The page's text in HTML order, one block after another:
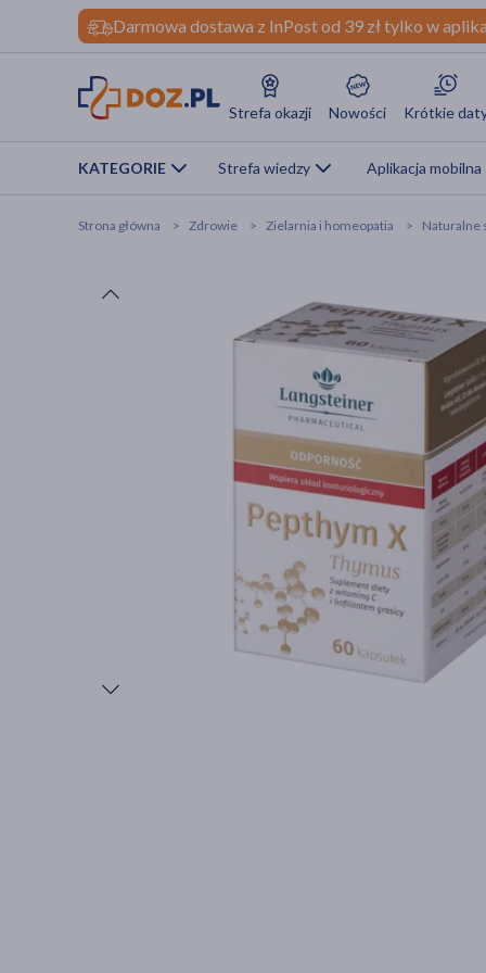
Darmowa dostawa z InPost od 39 zł tylko w
Strefa okazji Nowości Krótkie
KATEGORIE Strefa wiedzy Aplikacja mobilna
Strona główna Zdrowie Zielarnia i homeopatia Naturalne